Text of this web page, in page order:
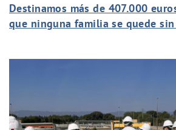
Destinamos más de 407.000
que ninguna familia se quede sin